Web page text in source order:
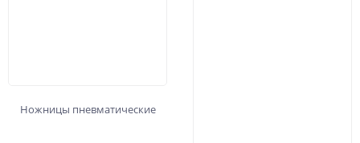
Ножницы пневматические